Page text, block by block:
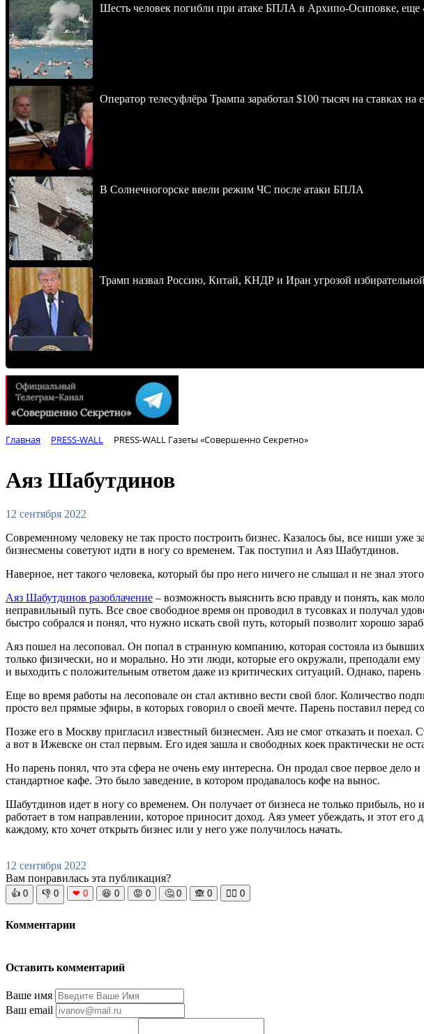
Шесть человек погибли при атаке БПЛА в Архипо-Осиповке, еще
Оператор телесуфлёра Трампа заработал $100 тысяч на ставках на
В Солнечногорске ввели режим ЧС после атаки БПЛА
Трамп назвал Россию, Китай, КНДР и Иран угрозой
Главная PRESS-WALL PRESS-WALL Газеты «Совершенно Секретно»
Аяз Шабутдинов
12 сентября 2022
Современному человеку не так просто построить бизнес. Казалось бы, все ниши уже
бизнесмены советуют идти в ногу со временем. Так поступил и Аяз Шабутдинов.
Наверное, нет такого человека, который бы про него ничего не слышал и не знал
Аяз Шабутдинов разоблачение – возможность выяснить всю правду и понять, как
неправильный путь. Все свое свободное время он проводил в тусовках и получал
быстро собрался и понял, что нужно искать свой путь, который позволит хорошо
Аяз пошел на лесоповал. Он попал в странную компанию, которая состояла из
только физически, но и морально. Но эти люди, которые его окружали, преподали
и выходить с положительным ответом даже из критических ситуаций. Однако, парень
Еще во время работы на лесоповале он стал активно вести свой блог. Количество
просто вел прямые эфиры, в которых говорил о своей мечте. Парень поставил перед
Позже его в Москву пригласил известный бизнесмен. Аяз не смог отказать и
а вот в Ижевске он стал первым. Его идея зашла и свободных коек практически не
Но парень понял, что эта сфера не очень ему интересна. Он продал свое первое
стандартное кафе. Это было заведение, в котором продавалось кофе на вынос.
Шабутдинов идет в ногу со временем. Он получает от бизнеса не только прибыль, но
работает в том направлении, которое приносит доход. Аяз умеет убеждать, и этот
каждому, кто хочет открыть бизнес или у него уже получилось начать.
12 сентября 2022
Вам понравилась эта публикация?
👍 0 👎 0 ❤ 0 😆 0 😡 0 🤔 0 🙈 0 🧘‍♀️ 0
Комментарии
Оставить комментарий
Ваше имя
Ваш email